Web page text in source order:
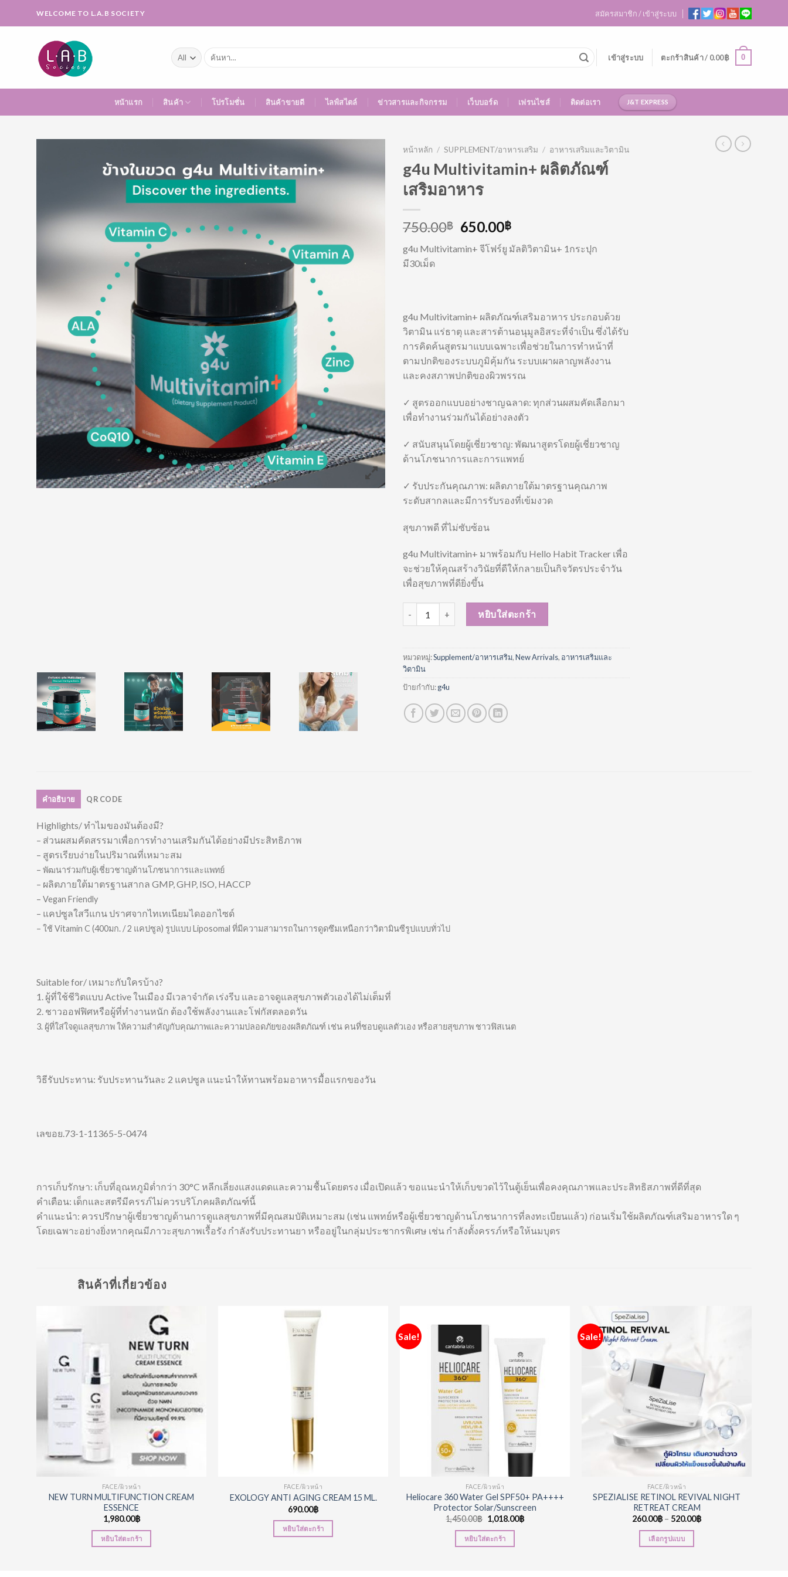
WELCOME TO L.A.B SOCIETY สมัครสมาชิก / เข้าสู่ระบบ
ค้นหา:
เข้าสู่ระบบ ตะกร้าสินค้า / 0.00฿ 0
หน้าแรก สินค้า โปรโมชั่น สินค้าขายดี ไลฟ์สไตล์ ข่าวสารและกิจกรรม เว็บบอร์ด เฟรนไชส์ ติดต่อเรา J&T EXPRESS
หน้าหลัก / SUPPLEMENT/อาหารเสริม / อาหารเสริมและวิตามิน
g4u Multivitamin+ ผลิตภัณฑ์
เสริมอาหาร
750.00฿ 650.00฿
g4u Multivitamin+ จีโฟร์ยู มัลติวิตามิน+ 1กระปุก
มี30เม็ด
g4u Multivitamin+ ผลิตภัณฑ์เสริมอาหาร ประกอบด้วย
วิตามิน แร่ธาตุ และสารต้านอนุมูลอิสระที่จำเป็น ซึ่งได้รับ
การคิดค้นสูตรมาแบบเฉพาะเพื่อช่วยในการทำหน้าที่
ตามปกติของระบบภูมิคุ้มกัน ระบบเผาผลาญพลังงาน
และคงสภาพปกติของผิวพรรณ
✓ สูตรออกแบบอย่างชาญฉลาด: ทุกส่วนผสมคัดเลือกมา
เพื่อทำงานร่วมกันได้อย่างลงตัว
✓ สนับสนุนโดยผู้เชี่ยวชาญ: พัฒนาสูตรโดยผู้เชี่ยวชาญ
ด้านโภชนาการและการแพทย์
✓ รับประกันคุณภาพ: ผลิตภายใต้มาตรฐานคุณภาพ
ระดับสากลและมีการรับรองที่เข้มงวด
สุขภาพดี ที่ไม่ซับซ้อน
g4u Multivitamin+ มาพร้อมกับ Hello Habit Tracker เพื่อ
จะช่วยให้คุณสร้างวินัยที่ดีให้กลายเป็นกิจวัตรประจำวัน
เพื่อสุขภาพที่ดียิ่งขึ้น
จำนวน g4u Multivitamin+ ผลิตภัณฑ์เสริมอาหาร ชิ้น
หยิบใส่ตะกร้า
หมวดหมู่:Supplement/อาหารเสริม,New Arrivals, อาหารเสริมและ
วิตามิน
ป้ายกำกับ:g4u
คำอธิบาย QR CODE
Highlights/ ทำไมของมันต้องมี?
– ส่วนผสมคัดสรรมาเพื่อการทำงานเสริมกันได้อย่างมีประสิทธิภาพ
– สูตรเรียบง่ายในปริมาณที่เหมาะสม
– พัฒนาร่วมกับผู้เชี่ยวชาญด้านโภชนาการและแพทย์
– ผลิตภายใต้มาตรฐานสากล GMP, GHP, ISO, HACCP
– Vegan Friendly
– แคปซูลใสวีแกน ปราศจากไทเทเนียมไดออกไซด์
– ใช้ Vitamin C (400มก. / 2 แคปซูล) รูปแบบ Liposomal ที่มีความสามารถในการดูดซึมเหนือกว่าวิตามินซีรูปแบบทั่วไป
Suitable for/ เหมาะกับใครบ้าง?
1. ผู้ที่ใช้ชีวิตแบบ Active ในเมือง มีเวลาจำกัด เร่งรีบ และอาจดูแลสุขภาพตัวเองได้ไม่เต็มที่
2. ชาวออฟฟิศหรือผู้ที่ทำงานหนัก ต้องใช้พลังงานและโฟกัสตลอดวัน
3. ผู้ที่ใส่ใจดูแลสุขภาพ ให้ความสำคัญกับคุณภาพและความปลอดภัยของผลิตภัณฑ์ เช่น คนที่ชอบดูแลตัวเอง หรือสายสุขภาพ ชาวฟิสเนต
วิธีรับประทาน: รับประทานวันละ 2 แคปซูล แนะนำให้ทานพร้อมอาหารมื้อแรกของวัน
เลขอย.73-1-11365-5-0474
การเก็บรักษา: เก็บที่อุณหภูมิต่ำกว่า 30°C หลีกเลี่ยงแสงแดดและความชื้นโดยตรง เมื่อเปิดแล้ว ขอแนะนำให้เก็บขวดไว้ในตู้เย็นเพื่อคงคุณภาพและประสิทธิสภาพที่ดีที่สุด
คำเตือน: เด็กและสตรีมีครรภ์ไม่ควรบริโภคผลิตภัณฑ์นี้
คำแนะนำ: ควรปรึกษาผู้เชี่ยวชาญด้านการดูแลสุขภาพที่มีคุณสมบัติเหมาะสม (เช่น แพทย์หรือผู้เชี่ยวชาญด้านโภชนาการที่ลงทะเบียนแล้ว) ก่อนเริ่มใช้ผลิตภัณฑ์เสริมอาหารใด ๆ
โดยเฉพาะอย่างยิ่งหากคุณมีภาวะสุขภาพเรื้อรัง กำลังรับประทานยา หรืออยู่ในกลุ่มประชากรพิเศษ เช่น กำลังตั้งครรภ์หรือให้นมบุตร
สินค้าที่เกี่ยวข้อง
Wishlist
FACE/ผิวหน้า
NEW TURN MULTIFUNCTION CREAM
ESSENCE
1,980.00฿
หยิบใส่ตะกร้า
FACE/ผิวหน้า
EXOLOGY ANTI AGING CREAM 15 ML.
690.00฿
หยิบใส่ตะกร้า
Sale!
FACE/ผิวหน้า
Heliocare 360 Water Gel SPF50+ PA++++
Protector Solar/Sunscreen
1,450.00฿ 1,018.00฿
หยิบใส่ตะกร้า
Sale!
FACE/ผิวหน้า
SPEZIALISE RETINOL REVIVAL NIGHT
RETREAT CREAM
260.00฿ – 520.00฿
เลือกรูปแบบ